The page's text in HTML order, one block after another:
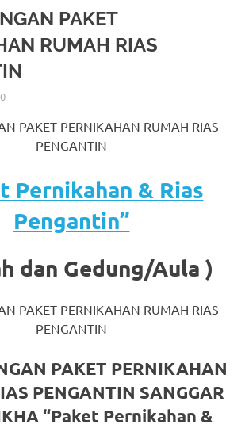
.
.
PAKET
RUMAH RIAS
RIASALIKHA
AKAD NIKAH
PENGANTIN SUNDA,TATA RIAS PENGANTIN
PAKET PERNIKAHAN RUMAH RIAS
PENGANTIN
Pernikahan & Rias
Pengantin”
dan Gedung/Aula )
PAKET PERNIKAHAN RUMAH RIAS
PENGANTIN
PAKET PERNIKAHAN
PENGANTIN SANGGAR
“Paket Pernikahan &